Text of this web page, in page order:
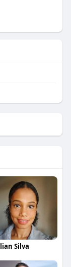
Silva